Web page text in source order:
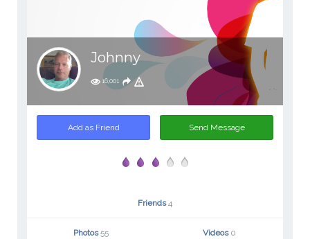
Johnny
16,001
Add as Friend Send Message
Friends4
Photos55 Videos 0